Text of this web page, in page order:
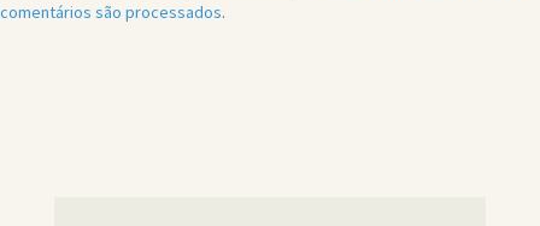
comentários são processados.